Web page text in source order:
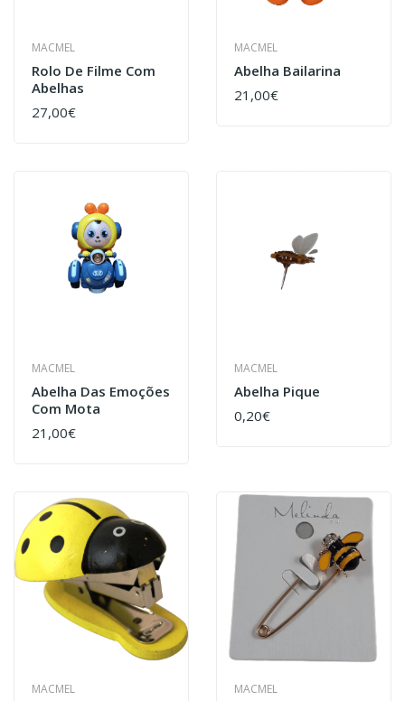
MACMEL
Rolo De Filme Com
Abelhas
27,00€
MACMEL
Abelha Bailarina
21,00€
MACMEL
Abelha Das Emoções
Com Mota
21,00€
MACMEL
Abelha Pique
0,20€
MACMEL MACMEL